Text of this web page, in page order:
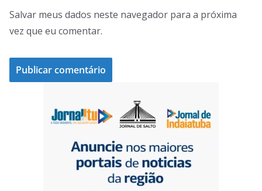
Salvar meus dados neste navegador para a próxima
vez que eu comentar.